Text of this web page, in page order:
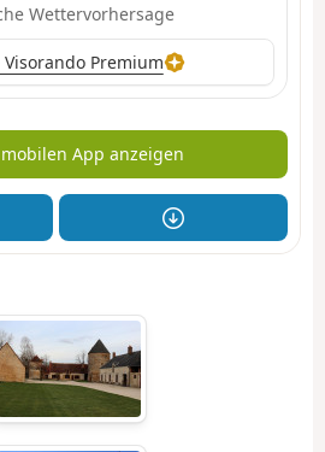
Wettervorhersage
Visorando Premium
App anzeigen